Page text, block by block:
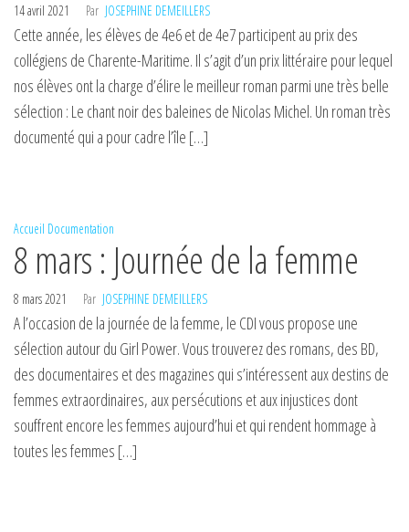
14 avril 2021 Par JOSEPHINE DEMEILLERS
Cette année, les élèves de 4e6 et de 4e7 participent au prix des
collégiens de Charente-Maritime. Il s’agit d’un prix littéraire pour lequel
nos élèves ont la charge d’élire le meilleur roman parmi une très belle
sélection : Le chant noir des baleines de Nicolas Michel. Un roman très
documenté qui a pour cadre l’île […]
Accueil Documentation
8 mars : Journée de la femme
8 mars 2021 Par JOSEPHINE DEMEILLERS
A l’occasion de la journée de la femme, le CDI vous propose une
sélection autour du Girl Power. Vous trouverez des romans, des BD,
des documentaires et des magazines qui s’intéressent aux destins de
femmes extraordinaires, aux persécutions et aux injustices dont
souffrent encore les femmes aujourd’hui et qui rendent hommage à
toutes les femmes […]